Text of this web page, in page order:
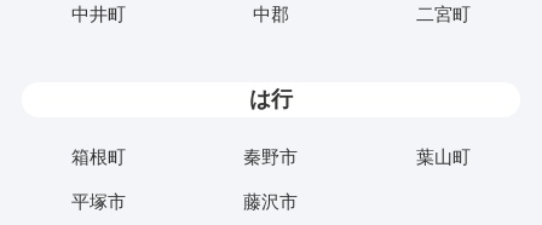
中井町 中郡 二宮町
は行
箱根町 秦野市 葉山町
平塚市 藤沢市